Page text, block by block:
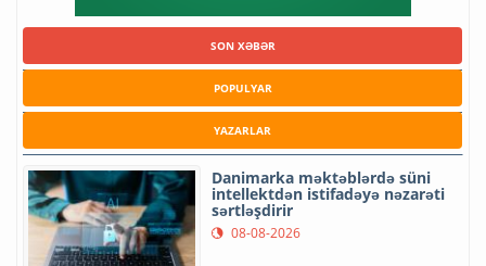
SON XƏBƏR
POPULYAR
YAZARLAR
Danimarka məktəblərdə süni
intellektdən istifadəyə nəzarəti
sərtləşdirir
08-08-2026